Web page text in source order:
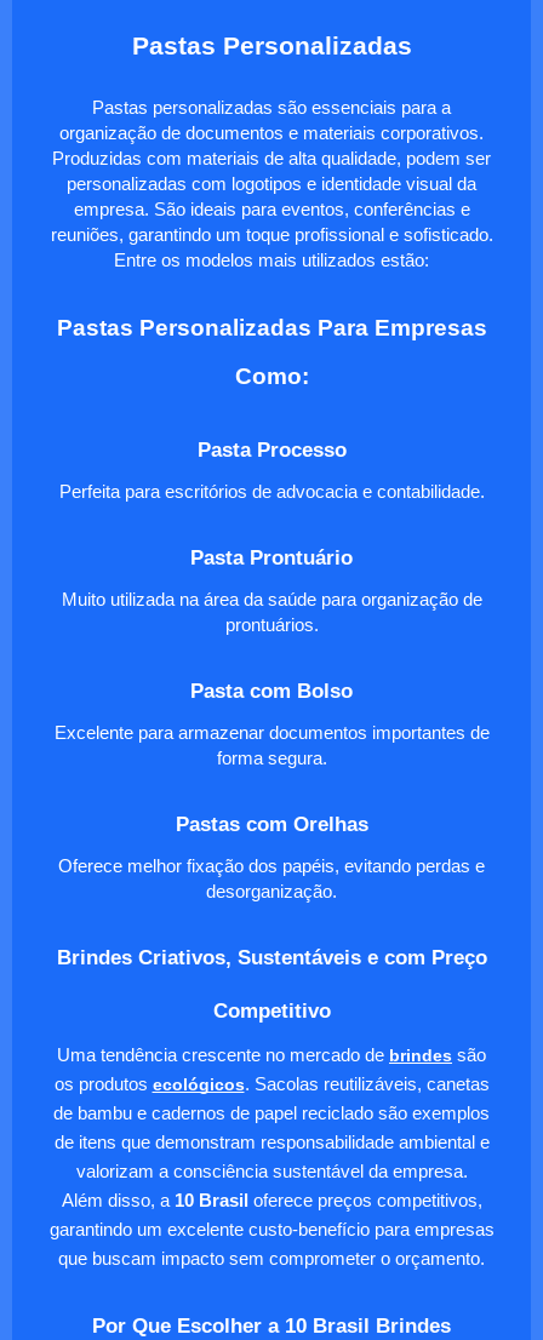
Pastas Personalizadas
Pastas personalizadas são essenciais para a
organização de documentos e materiais corporativos.
Produzidas com materiais de alta qualidade, podem ser
personalizadas com logotipos e identidade visual da
empresa. São ideais para eventos, conferências e
reuniões, garantindo um toque profissional e sofisticado.
Entre os modelos mais utilizados estão:
Pastas Personalizadas Para Empresas
Como:
Pasta Processo
Perfeita para escritórios de advocacia e contabilidade.
Pasta Prontuário
Muito utilizada na área da saúde para organização de
prontuários.
Pasta com Bolso
Excelente para armazenar documentos importantes de
forma segura.
Pastas com Orelhas
Oferece melhor fixação dos papéis, evitando perdas e
desorganização.
Brindes Criativos, Sustentáveis e com Preço
Competitivo
Uma tendência crescente no mercado de brindes são
os produtos ecológicos. Sacolas reutilizáveis, canetas
de bambu e cadernos de papel reciclado são exemplos
de itens que demonstram responsabilidade ambiental e
valorizam a consciência sustentável da empresa.
Além disso, a 10 Brasiloferece preços competitivos,
garantindo um excelente custo-benefício para empresas
que buscam impacto sem comprometer o orçamento.
Por Que Escolher a 10 Brasil Brindes